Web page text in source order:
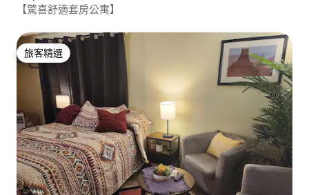
【驚喜舒適套房公寓】
旅客精選
旅客精選